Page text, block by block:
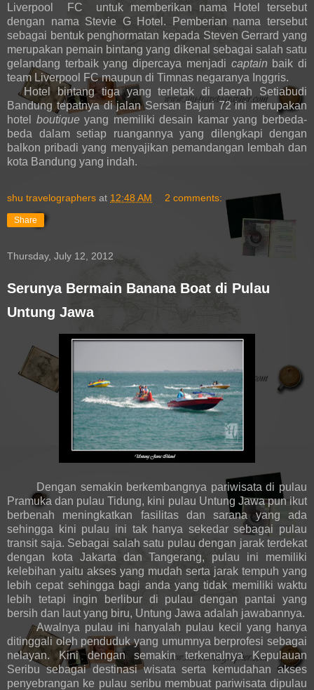
Liverpool FC untuk memberikan nama Hotel tersebut
dengan nama Stevie G Hotel. Pemberian nama tersebut
sebagai bentuk penghormatan kepada Steven Gerrard yang
merupakan pemain bintang yang dikenal sebagai salah satu
gelandang terbaik yang dipercaya menjadi captain baik di
team Liverpool FC maupun di Timnas negaranya Inggris.
Hotel bintang tiga yang terletakdi daerah Setiabudi
Bandung tepatnya di jalan Sersan Bajuri 72ini merupakan
hotel boutiqueyang memiliki desain kamar yang berbeda-
beda dalam setiap ruangannya yang dilengkapi dengan
balkon pribadi yang menyajikan pemandangan lembah dan
kota Bandung yang indah.
shu travelographers at 12:48 AM 2 comments:
Share
Thursday, July 12, 2012
Serunya Bermain Banana Boat di Pulau
Untung Jawa
Dengan semakin berkembangnya pariwisata di pulau
Pramuka dan pulau Tidung, kini pulau Untung Jawa pun ikut
berbenah meningkatkan fasilitas dan sarana yang ada
sehingga kini pulau ini tak hanya sekedar sebagai pulau
transit saja. Sebagai salah satu pulau dengan jarak terdekat
dengan kota Jakarta dan Tangerang, pulau ini memiliki
kelebihan yaitu akses yang mudah serta jarak tempuh yang
lebih cepat sehingga bagi anda yang tidak memiliki waktu
lebih tetapi ingin berlibur di pulau dengan pantai yang
bersih dan laut yang biru, Untung Jawa adalah jawabannya.
Awalnya pulau ini hanyalah pulau kecil yang hanya
ditinggali oleh penduduk yang umumnya berprofesi sebagai
nelayan. Kini dengan semakin terkenalnya Kepulauan
Seribu sebagai destinasi wisata serta kemudahan akses
penyebrangan ke pulau seribu membuat pariwisata dipulau